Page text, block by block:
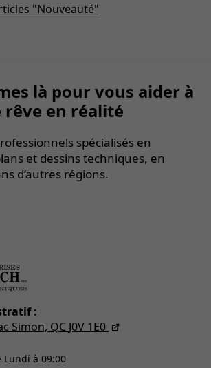
"Nouveauté"
:
Simon, QC J0V 1E0
Lundi à 09:00
là pour vous aider à
en réalité
spécialisés en
et dessins techniques, en
d’autres régions.